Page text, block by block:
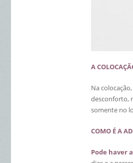
A
Na
desconforto,
somente no
COMO É A
Pode haver